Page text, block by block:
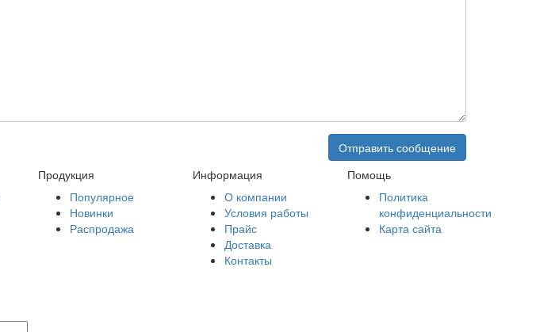
Продукция
Популярное
Новинки
Распродажа
Информация
О компании
Условия работы
Прайс
Доставка
Контакты
Помощь
Политика
конфиденциальности
Карта сайта